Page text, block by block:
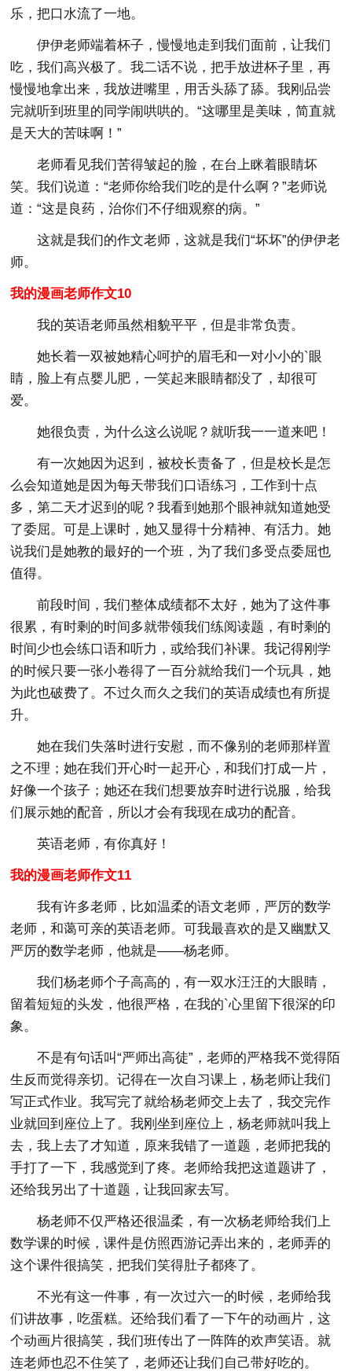
乐，把口水流了一地。
伊伊老师端着杯子，慢慢地走到我们面前，让我们
吃，我们高兴极了。我二话不说，把手放进杯子里，再
慢慢地拿出来，我放进嘴里，用舌头舔了舔。我刚品尝
完就听到班里的同学闹哄哄的。“这哪里是美味，简直就
是天大的苦味啊！”
老师看见我们苦得皱起的脸，在台上眯着眼睛坏
笑。我们说道：“老师你给我们吃的是什么啊？”老师说
道：“这是良药，治你们不仔细观察的病。”
这就是我们的作文老师，这就是我们“坏坏”的伊伊老
师。
我的漫画老师作文10
我的英语老师虽然相貌平平，但是非常负责。
她长着一双被她精心呵护的眉毛和一对小小的`眼
睛，脸上有点婴儿肥，一笑起来眼睛都没了，却很可
爱。
她很负责，为什么这么说呢？就听我一一道来吧！
有一次她因为迟到，被校长责备了，但是校长是怎
么会知道她是因为每天带我们口语练习，工作到十点
多，第二天才迟到的呢？我看到她那个眼神就知道她受
了委屈。可是上课时，她又显得十分精神、有活力。她
说我们是她教的最好的一个班，为了我们多受点委屈也
值得。
前段时间，我们整体成绩都不太好，她为了这件事
很累，有时剩的时间多就带领我们练阅读题，有时剩的
时间少也会练口语和听力，或给我们补课。我记得刚学
的时候只要一张小卷得了一百分就给我们一个玩具，她
为此也破费了。不过久而久之我们的英语成绩也有所提
升。
她在我们失落时进行安慰，而不像别的老师那样置
之不理；她在我们开心时一起开心，和我们打成一片，
好像一个孩子；她还在我们想要放弃时进行说服，给我
们展示她的配音，所以才会有我现在成功的配音。
英语老师，有你真好！
我的漫画老师作文11
我有许多老师，比如温柔的语文老师，严厉的数学
老师，和蔼可亲的英语老师。可我最喜欢的是又幽默又
严厉的数学老师，他就是——杨老师。
我们杨老师个子高高的，有一双水汪汪的大眼睛，
留着短短的头发，他很严格，在我的`心里留下很深的印
象。
不是有句话叫“严师出高徒”，老师的严格我不觉得陌
生反而觉得亲切。记得在一次自习课上，杨老师让我们
写正式作业。我写完了就给杨老师交上去了，我交完作
业就回到座位上了。我刚坐到座位上，杨老师就叫我上
去，我上去了才知道，原来我错了一道题，老师把我的
手打了一下，我感觉到了疼。老师给我把这道题讲了，
还给我另出了十道题，让我回家去写。
杨老师不仅严格还很温柔，有一次杨老师给我们上
数学课的时候，课件是仿照西游记弄出来的，老师弄的
这个课件很搞笑，把我们笑得肚子都疼了。
不光有这一件事，有一次过六一的时候，老师给我
们讲故事，吃蛋糕。还给我们看了一下午的动画片，这
个动画片很搞笑，我们班传出了一阵阵的欢声笑语。就
连老师也忍不住笑了，老师还让我们自己带好吃的。